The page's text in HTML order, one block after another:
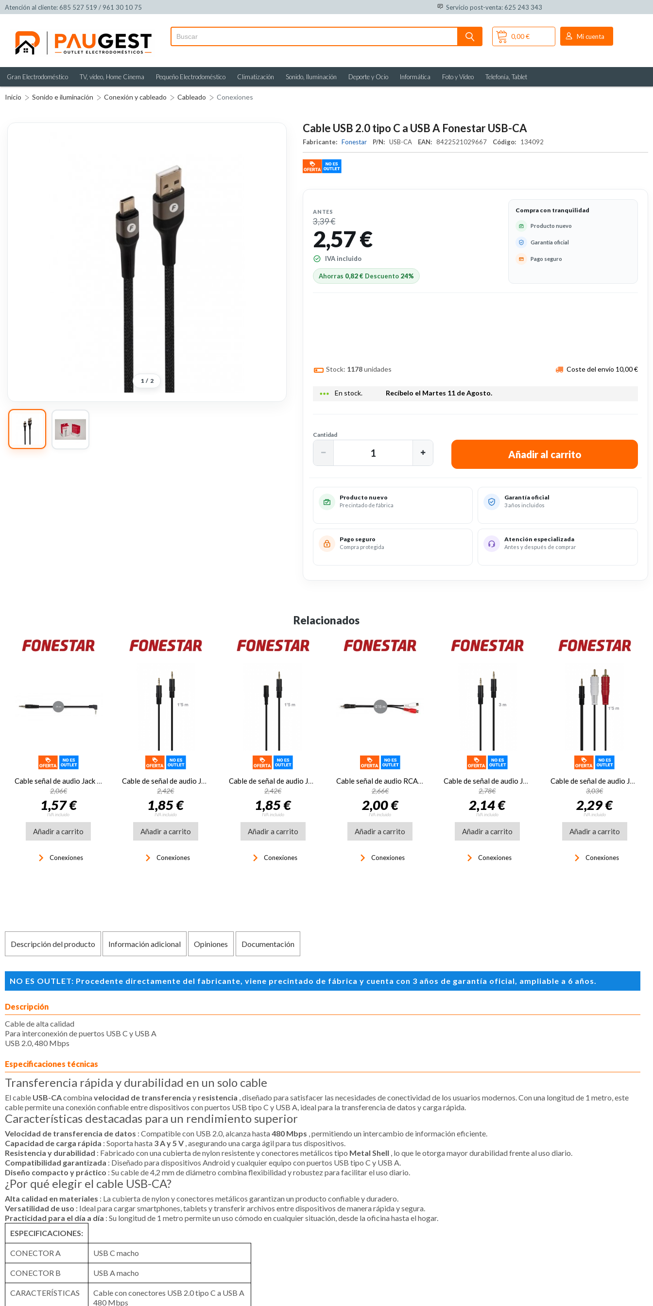
Atención al cliente: 685 527 519 / 961 30 10 75 Servicio post-venta: 625 243 343
0,00 € Mi cuenta
Gran Electrodoméstico TV, vídeo, Home Cinema Pequeño Electrodoméstico Climatización Sonido, Iluminación Deporte y Ocio Informática Foto y Vídeo Telefonía, Tablet
Inicio Sonido e iluminación Conexión y cableado Cableado Conexiones
1 / 2
Cable USB 2.0 tipo C a USB A Fonestar USB-CA
Fabricante: Fonestar P/N: USB-CA EAN: 8422521029667 Código: 134092
ANTES
3,39 €
2,57 €
IVA incluido
Ahorras 0,82 € Descuento 24%
Compra con tranquilidad
Producto nuevo
Garantía oficial
Pago seguro
Stock: 1178unidades Coste del envío 10,00 €
more_horiz En stock. Recíbelo el Martes 11 de Agosto.
Cantidad
Producto nuevo
Precintado de fábrica
Garantía oficial
3 años incluidos
Pago seguro
Compra protegida
Atención especializada
Antes y después de comprar
Relacionados
Cable señal de audio Jack 3'5 mm estéreo macho a Jack 3'5 mm estéreo macho 90° Fonestar AA-729A
2,06€
1,57 €
IVA incluido
Añadir a carrito
keyboard_arrow_right Conexiones
Cable de señal de audio Jack 3'5 mm macho a Jack 3'5 mm macho Fonestar JACK-MM-1-5
2,42€
1,85 €
IVA incluido
Añadir a carrito
keyboard_arrow_right Conexiones
Cable de señal de audio Jack 3'5 mm macho a Jack 3'5 mm hembra Fonestar JACK-MF-1-5
2,42€
1,85 €
IVA incluido
Añadir a carrito
keyboard_arrow_right Conexiones
Cable señal de audio RCA macho a 2 RCA hembra Fonestar AA-225
2,66€
2,00 €
IVA incluido
Añadir a carrito
keyboard_arrow_right Conexiones
Cable de señal de audio Jack 3'5 mm macho a Jack 3'5 mm macho Fonestar JACK-MM-3
2,78€
2,14 €
IVA incluido
Añadir a carrito
keyboard_arrow_right Conexiones
Cable de señal de audio Jack 3'5 mm macho 2 RCA macho Fonestar JACKRCA-MM-1-5
3,03€
2,29 €
IVA incluido
Añadir a carrito
keyboard_arrow_right Conexiones
Descripción del producto Información adicional Opiniones Documentación
NO ES OUTLET: Procedente directamente del fabricante, viene precintado de fábrica y cuenta con 3 años de garantía oficial, ampliable a 6 años.
Descripción
Cable de alta calidad
Para interconexión de puertos USB C y USB A
USB 2.0, 480 Mbps
Especificaciones técnicas
Transferencia rápida y durabilidad en un solo cable
El cable USB-CAcombinavelocidad de transferencia y resistencia , diseñado para satisfacer las necesidades de conectividad de los usuarios modernos. Con una longitud de 1 metro, este
cable permite una conexión confiable entre dispositivos con puertos USB tipo C y USB A, ideal para la transferencia de datos y carga rápida.
Características destacadas para un rendimiento superior
Velocidad de transferencia de datos : Compatible con USB 2.0, alcanza hasta480 Mbps , permitiendo un intercambio de información eficiente.
Capacidad de carga rápida : Soporta hasta 3 A y 5 V , asegurando una carga ágil para tus dispositivos.
Resistencia y durabilidad : Fabricado con una cubierta de nylon resistente y conectores metálicos tipo Metal Shell , lo que le otorga mayor durabilidad frente al uso diario.
Compatibilidad garantizada : Diseñado para dispositivos Android y cualquier equipo con puertos USB tipo C y USB A.
Diseño compacto y práctico : Su cable de 4,2 mm de diámetro combina flexibilidad y robustez para facilitar el uso diario.
¿Por qué elegir el cable USB-CA?
Alta calidad en materiales : La cubierta de nylon y conectores metálicos garantizan un producto confiable y duradero.
Versatilidad de uso : Ideal para cargar smartphones, tablets y transferir archivos entre dispositivos de manera rápida y segura.
Practicidad para el día a día : Su longitud de 1 metro permite un uso cómodo en cualquier situación, desde la oficina hasta el hogar.
ESPECIFICACIONES:
CONECTOR A USB C macho
CONECTOR B USB A macho
CARACTERÍSTICAS
Cable con conectores USB 2.0 tipo C a USB A
480 Mbps